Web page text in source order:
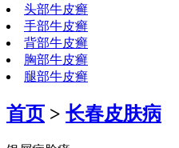
头部牛皮癣
手部牛皮癣
背部牛皮癣
胸部牛皮癣
腿部牛皮癣
首页 > 长春皮肤病